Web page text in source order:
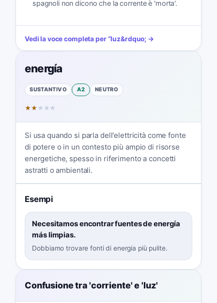
spagnoli non dicono che la corrente è 'morta'.
Vedi la voce completa per“luz&rdquo; →
energía
SUSTANTIVO A2 NEUTRO
★★ ★ ★ ★
Si usa quando si parla dell'elettricità come fonte
di potere o in un contesto più ampio di risorse
energetiche, spesso in riferimento a concetti
astratti o ambientali.
Esempi
Necesitamos encontrar fuentes de energía
más limpias.
Dobbiamo trovare fonti di energia più pulite.
Confusione tra 'corriente' e 'luz'